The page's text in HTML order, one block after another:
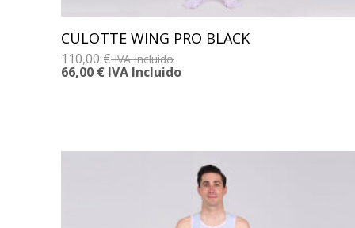
CULOTTE WING PRO BLACK
110,00€ IVA Incluido
66,00 € IVA Incluido